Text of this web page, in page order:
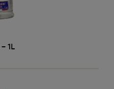
AU PANIER
1L